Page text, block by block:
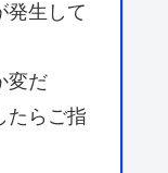
発生して
変だ
たらご指